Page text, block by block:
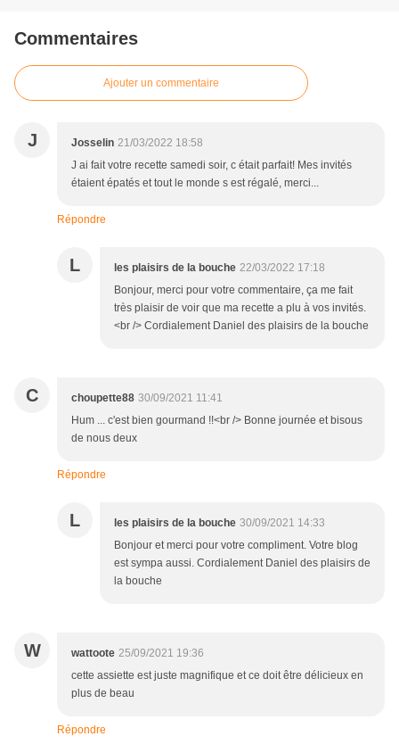
Commentaires
Ajouter un commentaire
J Josselin 21/03/2022 18:58
J ai fait votre recette samedi soir, c était parfait! Mes invités
étaient épatés et tout le monde s est régalé, merci...
Répondre
L les plaisirs de la bouche 22/03/2022 17:18
Bonjour, merci pour votre commentaire, ça me fait
très plaisir de voir que ma recette a plu à vos invités.
<br /> Cordialement Daniel des plaisirs de la bouche
C choupette88 30/09/2021 11:41
Hum ... c'est bien gourmand !!<br /> Bonne journée et bisous
de nous deux
Répondre
L les plaisirs de la bouche 30/09/2021 14:33
Bonjour et merci pour votre compliment. Votre blog
est sympa aussi. Cordialement Daniel des plaisirs de
la bouche
W wattoote 25/09/2021 19:36
cette assiette est juste magnifique et ce doit être délicieux en
plus de beau
Répondre